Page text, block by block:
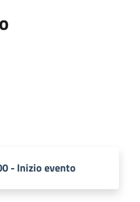
- Inizio evento